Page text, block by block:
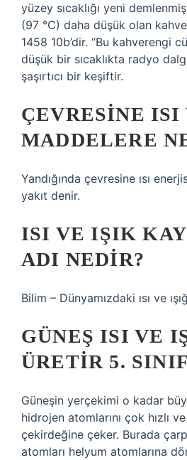
yüzey sıcaklığı yeni
(97 °C) daha düşük olan
1458 10b’dir. “Bu kahverengi
düşük bir sıcaklıkta radyo
şaşırtıcı bir keşiftir.
ÇEVRESINE ISI
MADDELERE
Yandığında çevresine ısı
yakıt denir.
ISI VE IŞIK
ADI NEDIR?
Bilim – Dünyamızdaki ısı ve
GÜNEŞ ISI VE
ÜRETIR 5.
Güneşin yerçekimi o kadar
hidrojen atomlarını çok hızlı
çekirdeğine çeker. Burada
atomları helyum atomlarına